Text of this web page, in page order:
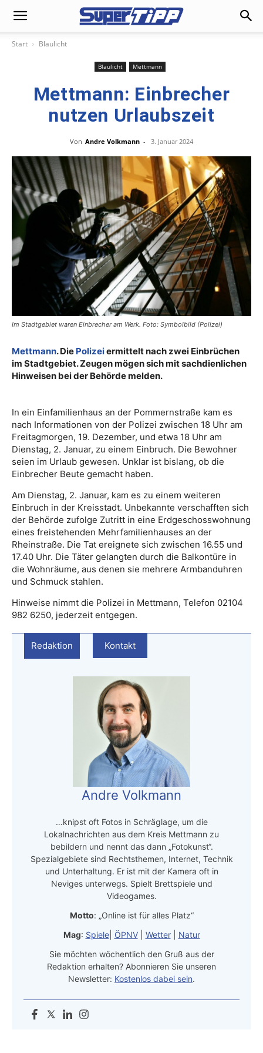
Start Blaulicht
Blaulicht Mettmann
Mettmann: Einbrecher
nutzen Urlaubszeit
Von Andre Volkmann - 3. Januar 2024
Im Stadtgebiet waren Einbrecher am Werk. Foto: Symbolbild (Polizei)
Mettmann. Die Polizeiermittelt nach zwei Einbrüchen
im Stadtgebiet. Zeugen mögen sich mit sachdienlichen
Hinweisen bei der Behörde melden.
In ein Einfamilienhaus an der Pommernstraße kam es
nach Informationen von der Polizei zwischen 18 Uhr am
Freitagmorgen, 19. Dezember, und etwa 18 Uhr am
Dienstag, 2. Januar, zu einem Einbruch. Die Bewohner
seien im Urlaub gewesen. Unklar ist bislang, ob die
Einbrecher Beute gemacht haben.
Am Dienstag, 2. Januar, kam es zu einem weiteren
Einbruch in der Kreisstadt. Unbekannte verschafften sich
der Behörde zufolge Zutritt in eine Erdgeschosswohnung
eines freistehenden Mehrfamilienhauses an der
Rheinstraße. Die Tat ereignete sich zwischen 16.55 und
17.40 Uhr. Die Täter gelangten durch die Balkontüre in
die Wohnräume, aus denen sie mehrere Armbanduhren
und Schmuck stahlen.
Hinweise nimmt die Polizei in Mettmann, Telefon 02104
982 6250, jederzeit entgegen.
Redaktion Kontakt
Andre Volkmann
…knipst oft Fotos in Schräglage, um die
Lokalnachrichten aus dem Kreis Mettmann zu
bebildern und nennt das dann „Fotokunst“.
Spezialgebiete sind Rechtsthemen, Internet, Technik
und Unterhaltung. Er ist mit der Kamera oft in
Neviges unterwegs. Spielt Brettspiele und
Videogames.
Motto: „Online ist für alles Platz“
Mag: Spiele| ÖPNV| Wetter| Natur
Sie möchten wöchentlich den Gruß aus der
Redaktion erhalten? Abonnieren Sie unseren
Newsletter: Kostenlos dabei sein.